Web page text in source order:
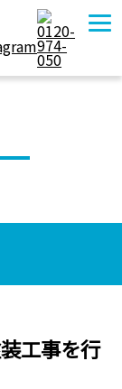
工事を行